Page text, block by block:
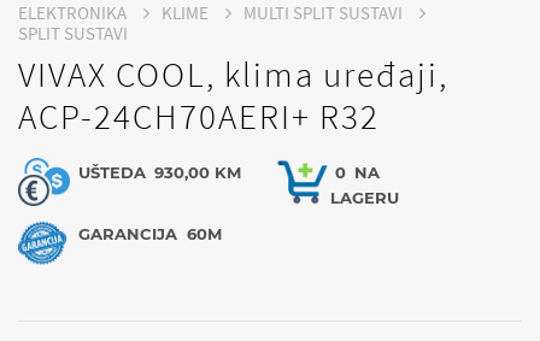
ELEKTRONIKA KLIME
MULTI SPLIT SUSTAVI
SPLIT SUSTAVI
VIVAX COOL, klima uređaji,
ACP-24CH70AERI+ R32
UŠTEDA 930,00 KM 0 NA
LAGERU
GARANCIJA 60M